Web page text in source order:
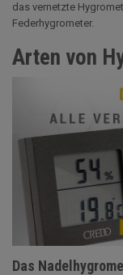
das vernetzte
Federhygrometer.
Arten von
Das